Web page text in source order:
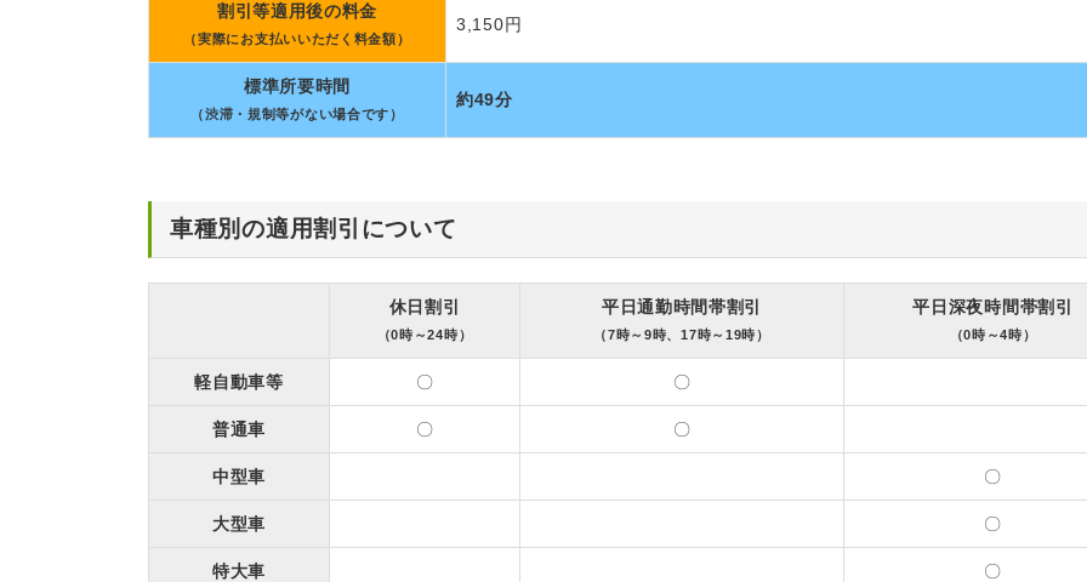
割引等適用後の料金
（実際にお支払いいただく料金額）
3,150円
標準所要時間
（渋滞・規制等がない場合です）
約49分
車種別の適用割引について
休日割引
（0時～24時）
平日通勤時間帯割引
（7時～9時、17時～19時）
平日深夜時間帯割引
（0時～4時）
軽自動車等 〇 〇
普通車 〇 〇
中型車 〇
大型車 〇
特大車 〇